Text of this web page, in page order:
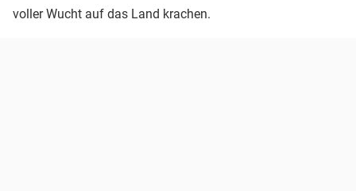
voller Wucht auf das Land krachen.